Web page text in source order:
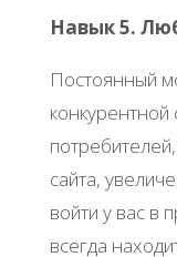
Навык 5.
Постоянный
сайта,
войти у вас в
всегда